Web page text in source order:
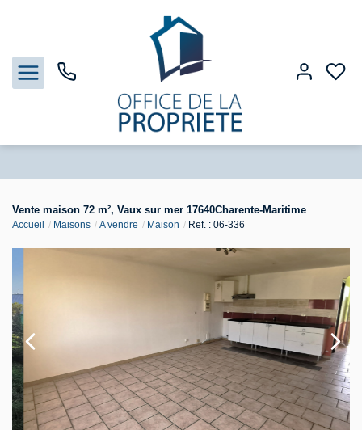
Biens vendus
Notre Agence
Contact
Vente maison 72 m², Vaux sur mer 17640Charente-Maritime
Accueil Maisons A vendre Maison Ref. : 06-336